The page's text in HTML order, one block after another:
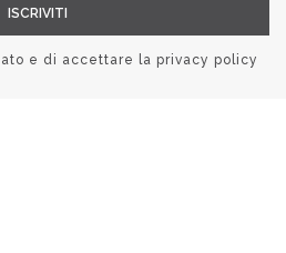
e di accettare la privacy policy